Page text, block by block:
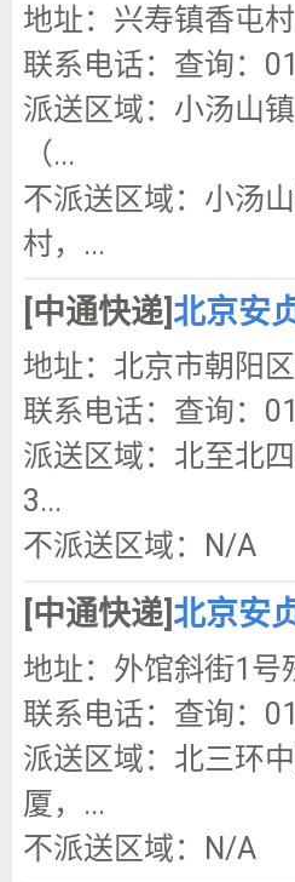
地址：兴寿镇香屯村
联系电话：查询：
派送区域：小汤山
（...
不派送区域：小汤
村，...
[中通快递]北京安
地址：北京市朝阳
联系电话：查询：
派送区域：北至北
3...
不派送区域：N/A
[中通快递]北京安
地址：外馆斜街1号
联系电话：查询：
派送区域：北三环
厦，...
不派送区域：N/A